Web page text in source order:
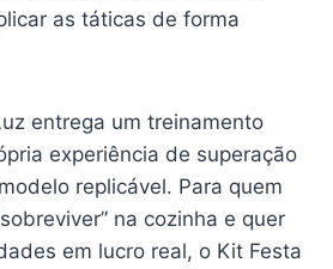
as táticas de forma
entrega um treinamento
experiência de superação
replicável. Para quem
na cozinha e quer
em lucro real, o Kit Festa